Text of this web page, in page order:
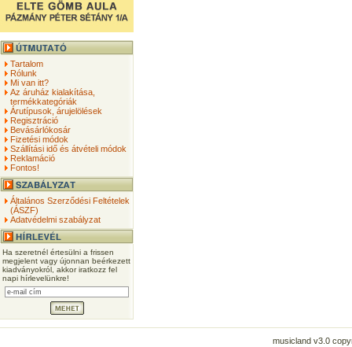
Tartalom
Rólunk
Mi van itt?
Az áruház kialakítása,
termékkategóriák
Árutípusok, árujelölések
Regisztráció
Bevásárlókosár
Fizetési módok
Szállítási idő és átvételi módok
Reklamáció
Fontos!
Általános Szerződési Feltételek
(ÁSZF)
Adatvédelmi szabályzat
Ha szeretnél értesülni a frissen
megjelent vagy újonnan beérkezett
kiadványokról, akkor iratkozz fel
napi hírlevelünkre!
musicland v3.0